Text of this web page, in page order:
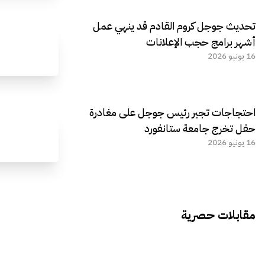
تحديث جوجل كروم القادم قد ينهي عمل
أشهر برامج حجب الإعلانات
16 يونيو 2026
احتجاجات تجبر رئيس جوجل على مغادرة
حفل تخرج جامعة ستانفورد
16 يونيو 2026
مقابلات حصرية